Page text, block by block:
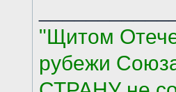
"Щитом
рубежи